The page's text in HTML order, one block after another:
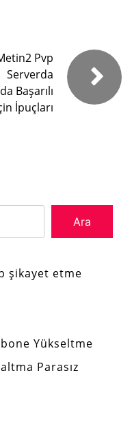
Pvp
Serverda
Başarılı
İpuçları
Ara
şikayet etme
Yükseltme
Parasız